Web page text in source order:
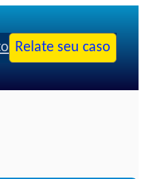
Relate seu caso